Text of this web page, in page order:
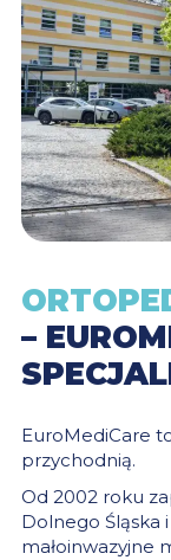
–
EuroMediCare
przychodnią.
Od 2002 roku
Dolnego Śląska
małoinwazyjne